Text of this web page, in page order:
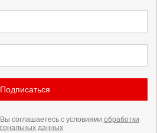
Подписаться
соглашаетесь с условиями обработки
данных